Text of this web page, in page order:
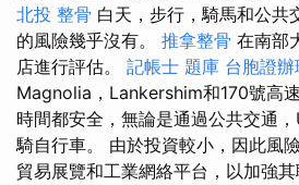
北投 整骨 白天，步行，騎馬和公共
的風險幾乎沒有。 推拿整骨 在南部
店進行評估。 記帳士 題庫 台胞證辦
Magnolia，Lankershim和170號高
時間都安全，無論是通過公共交通
騎自行車。 由於投資較小，因此風
貿易展覽和工業網絡平台，以加強